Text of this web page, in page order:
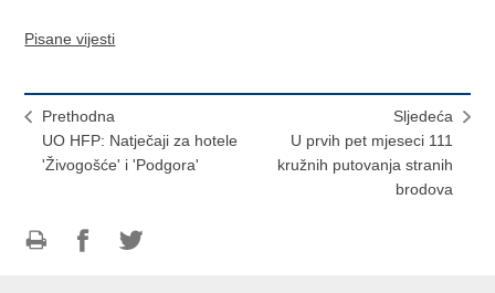
Pisane vijesti
Prethodna
UO HFP: Natječaji za hotele
'Živogošće' i 'Podgora'
Sljedeća
U prvih pet mjeseci 111
kružnih putovanja stranih
brodova